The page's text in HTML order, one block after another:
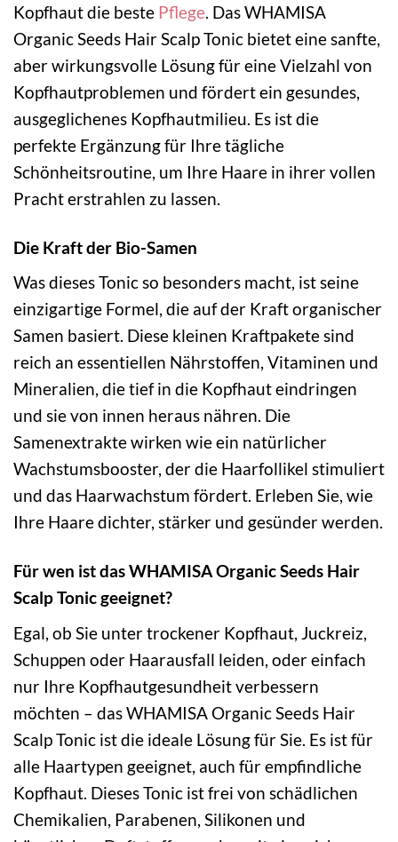
Kopfhaut die beste Pflege . Das WHAMISA
Organic Seeds Hair Scalp Tonic bietet eine sanfte,
aber wirkungsvolle Lösung für eine Vielzahl von
Kopfhautproblemen und fördert ein gesundes,
ausgeglichenes Kopfhautmilieu. Es ist die
perfekte Ergänzung für Ihre tägliche
Schönheitsroutine, um Ihre Haare in ihrer vollen
Pracht erstrahlen zu lassen.
Die Kraft der Bio-Samen
Was dieses Tonic so besonders macht, ist seine
einzigartige Formel, die auf der Kraft organischer
Samen basiert. Diese kleinen Kraftpakete sind
reich an essentiellen Nährstoffen, Vitaminen und
Mineralien, die tief in die Kopfhaut eindringen
und sie von innen heraus nähren. Die
Samenextrakte wirken wie ein natürlicher
Wachstumsbooster, der die Haarfollikel stimuliert
und das Haarwachstum fördert. Erleben Sie, wie
Ihre Haare dichter, stärker und gesünder werden.
Für wen ist das WHAMISA Organic Seeds Hair
Scalp Tonic geeignet?
Egal, ob Sie unter trockener Kopfhaut, Juckreiz,
Schuppen oder Haarausfall leiden, oder einfach
nur Ihre Kopfhautgesundheit verbessern
möchten – das WHAMISA Organic Seeds Hair
Scalp Tonic ist die ideale Lösung für Sie. Es ist für
alle Haartypen geeignet, auch für empfindliche
Kopfhaut. Dieses Tonic ist frei von schädlichen
Chemikalien, Parabenen, Silikonen und